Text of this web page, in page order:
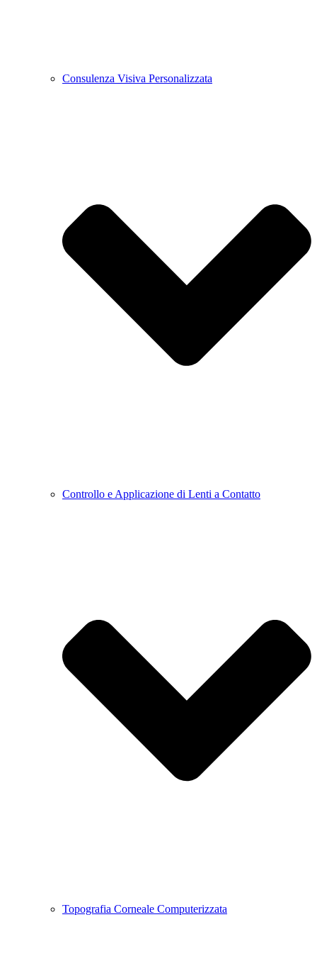
Consulenza Visiva Personalizzata
Controllo e Applicazione di Lenti a Contatto
Topografia Corneale Computerizzata